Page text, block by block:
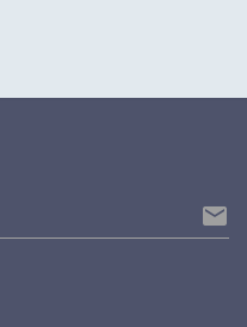
email